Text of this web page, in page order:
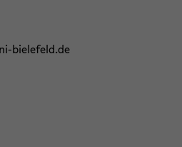
​bielefeld.de